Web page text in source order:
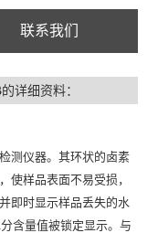
联系我们
的详细资料：
测仪器。其环状的卤素
使样品表面不易受损，
即时显示样品丢失的水
含量值被锁定显示。与